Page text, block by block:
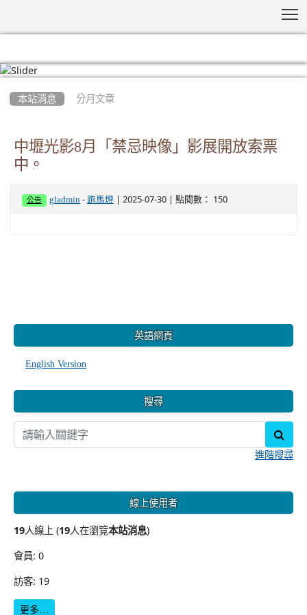
本站消息 分月文章
中壢光影8月「禁忌映像」影展開放索票
中。
公告 gladmin - 跑馬燈 | 2025-07-30 | 點閱數： 150
英語網頁
English Version
搜尋
進階搜尋
線上使用者
19人線上 (19人在瀏覽本站消息)
會員: 0
訪客: 19
更多…